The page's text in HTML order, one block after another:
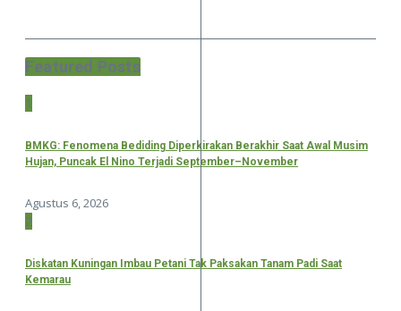
Featured Posts
1
BMKG: Fenomena Bediding Diperkirakan Berakhir Saat Awal Musim
Hujan, Puncak El Nino Terjadi September–November
Agustus 6, 2026
2
Diskatan Kuningan Imbau Petani Tak Paksakan Tanam Padi Saat
Kemarau